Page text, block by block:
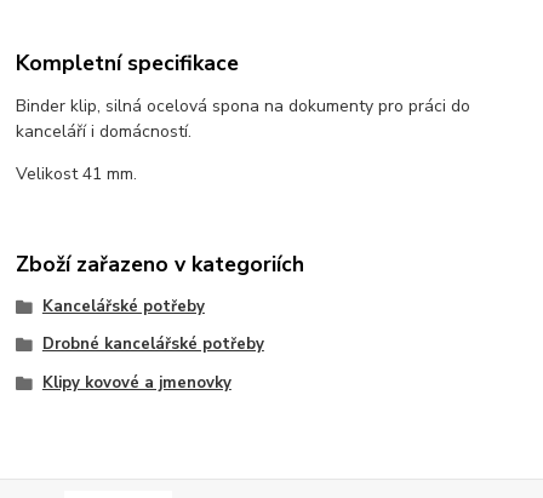
Kompletní specifikace
Binder klip, silná ocelová spona na dokumenty pro práci do
kanceláří i domácností.
Velikost 41 mm.
Zboží zařazeno v kategoriích
Kancelářské potřeby
Drobné kancelářské potřeby
Klipy kovové a jmenovky